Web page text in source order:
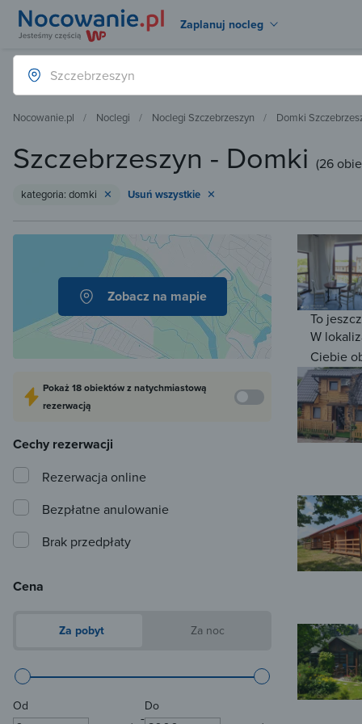
Zaplanuj nocleg
Nocowanie.pl Noclegi Noclegi Szczebrzeszyn Domki
Szczebrzeszyn - Domki (26
kategoria: domki Usuń wszystkie
To
W
Ciebie
Zobacz na mapie
Pokaż18 obiektówz natychmiastową
rezerwacją
Cechy rezerwacji
Rezerwacja online
Bezpłatne anulowanie
Brak przedpłaty
Cena
Za pobyt Za noc
Od
-
Do